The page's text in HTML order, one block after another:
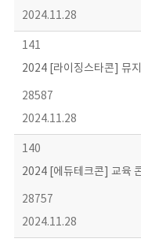
2024.11.28
141
2024 [라이징스타콘] 뮤
28587
2024.11.28
140
2024 [에듀테크콘] 교육
28757
2024.11.28